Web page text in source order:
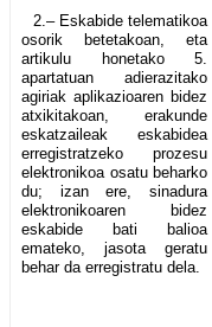
2.– Eskabide telematikoa
osorik betetakoan, eta
artikulu honetako 5.
apartatuan adierazitako
agiriak aplikazioaren bidez
atxikitakoan, erakunde
eskatzaileak eskabidea
erregistratzeko prozesu
elektronikoa osatu beharko
du; izan ere, sinadura
elektronikoaren bidez
eskabide bati balioa
emateko, jasota geratu
behar da erregistratu dela.